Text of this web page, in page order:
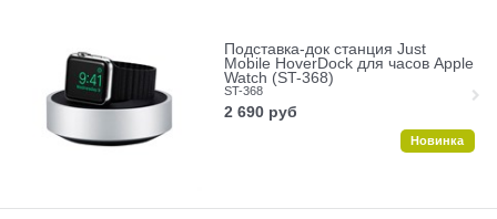
Подставка-док станция Just
Mobile HoverDock для часов Apple
Watch (ST-368)
ST-368
2 690 руб
Новинка